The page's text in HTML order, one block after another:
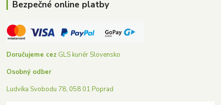
Bezpečné online platby
Doručujeme cez GLS kuriér Slovensko
Osobný odber
Ludvíka Svobodu 78, 058 01 Poprad